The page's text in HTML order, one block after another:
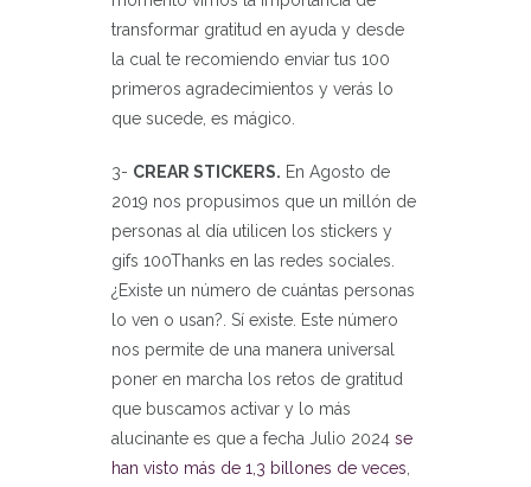
transformar gratitud en ayuda y desde
la cual te recomiendo enviar tus 100
primeros agradecimientos y verás lo
que sucede, es mágico.
3- CREAR STICKERS. En Agosto de
2019 nos propusimos que un millón de
personas al día utilicen los stickers y
gifs 100Thanks en las redes sociales.
¿Existe un número de cuántas personas
lo ven o usan?. Sí existe. Este número
nos permite de una manera universal
poner en marcha los retos de gratitud
que buscamos activar y lo más
alucinante es que a fecha Julio 2024 se
han visto más de 1,3 billones de veces